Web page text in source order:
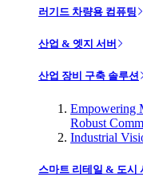
러기드 차량용 컴퓨팅
산업 & 엣지 서버
산업 장비 구축 솔루션
Empowering
Robust
Industrial
스마트 리테일 & 도시